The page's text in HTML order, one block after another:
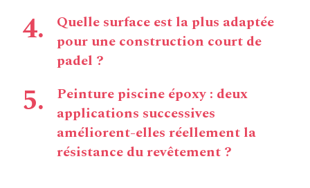
Quelle surface est la plus adaptée
pour une construction court de
padel ?
Peinture piscine époxy : deux
applications successives
améliorent-elles réellement la
résistance du revêtement ?